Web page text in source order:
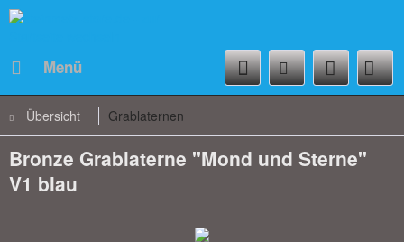
Menü
Übersicht Grablaternen
Bronze Grablaterne "Mond und Sterne"
V1 blau